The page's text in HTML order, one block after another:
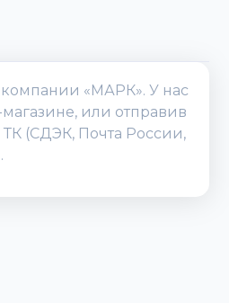
компании «МАРК». У нас
или отправив
(СДЭК, Почта России,